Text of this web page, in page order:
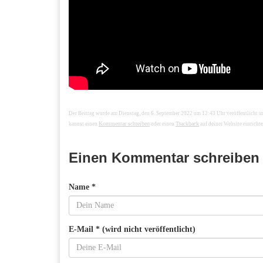
Der Beitrag wurde am Dienstag, den 6. September 2022 um 12:43 Uhr veröffentlicht
kannst einen Kommentar schreiben oder einen Trackback auf deiner Website
Einen Kommentar schreiben
Name *
E-Mail * (wird nicht veröffentlicht)